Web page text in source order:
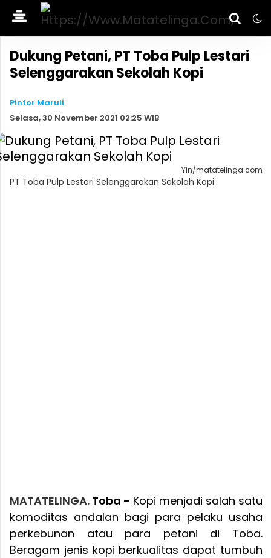
Dukung Petani, PT Toba Pulp Lestari
Selenggarakan Sekolah Kopi
Pintor Maruli
Selasa, 30 November 2021 02:25 WIB
Yin/matatelinga.com
PT Toba Pulp Lestari Selenggarakan Sekolah Kopi
MATATELINGA. Toba - Kopi menjadi salah satu
komoditas andalan bagi para pelaku usaha
perkebunan atau para petani di Toba.
Beragam jenis kopi berkualitas dapat tumbuh